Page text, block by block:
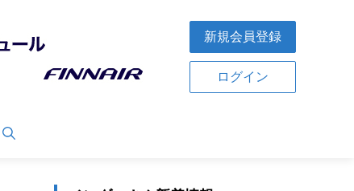
新規会員登録
ログイン